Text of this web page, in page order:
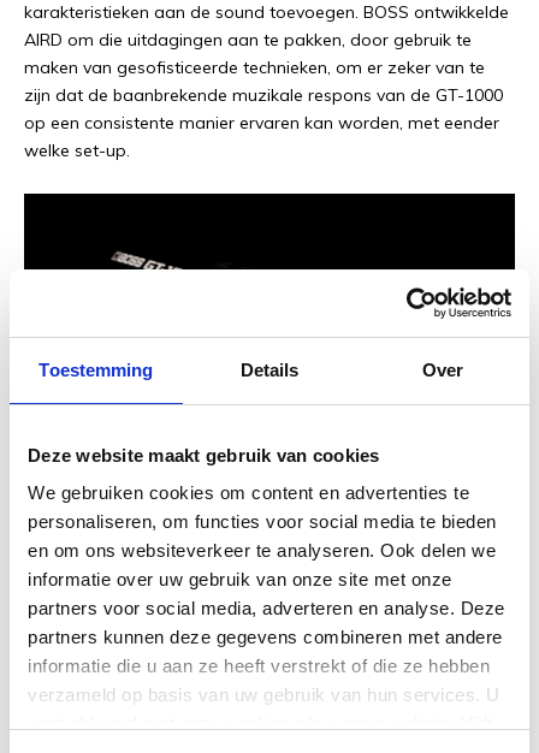
Toestemming Details Over
Deze website maakt gebruik van cookies
We gebruiken cookies om content en advertenties te
personaliseren, om functies voor social media te bieden
en om ons websiteverkeer te analyseren. Ook delen we
informatie over uw gebruik van onze site met onze
partners voor social media, adverteren en analyse. Deze
partners kunnen deze gegevens combineren met andere
informatie die u aan ze heeft verstrekt of die ze hebben
verzameld op basis van uw gebruik van hun services. U
karakteristieken aan de sound toevoegen. BOSS ontwikkelde
AIRD om die uitdagingen aan te pakken, door gebruik te
maken van gesofisticeerde technieken, om er zeker van te
zijn dat de baanbrekende muzikale respons van de GT-1000
op een consistente manier ervaren kan worden, met eender
welke set-up.